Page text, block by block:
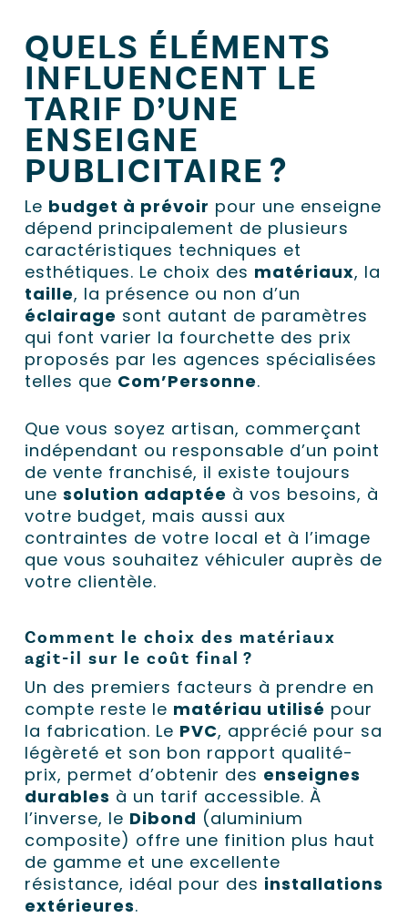
QUELS ÉLÉMENTS
INFLUENCENT LE
TARIF D’UNE
ENSEIGNE
PUBLICITAIRE ?
Le budget à prévoir pour une enseigne
dépend principalement de plusieurs
caractéristiques techniques et
esthétiques. Le choix des matériaux, la
taille, la présence ou non d’un
éclairage sont autant de paramètres
qui font varier la fourchette des prix
proposés par les agences spécialisées
telles que Com’Personne.
Que vous soyez artisan, commerçant
indépendant ou responsable d’un point
de vente franchisé, il existe toujours
une solution adaptée à vos besoins, à
votre budget, mais aussi aux
contraintes de votre local et à l’image
que vous souhaitez véhiculer auprès de
votre clientèle.
Comment le choix des matériaux
agit-il sur le coût final ?
Un des premiers facteurs à prendre en
compte reste le matériau utilisé pour
la fabrication. Le PVC, apprécié pour sa
légèreté et son bon rapport qualité-
prix, permet d’obtenir des enseignes
durables à un tarif accessible. À
l’inverse, le Dibond (aluminium
composite) offre une finition plus haut
de gamme et une excellente
résistance, idéal pour des installations
extérieures.